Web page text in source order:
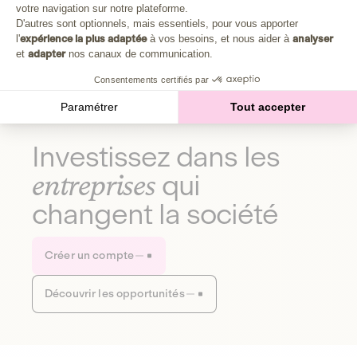
Plongez au cœur de la fabrique d'une autre économie,
celle qui fait du bien à la planète et aux humains.
Découvrir notre média
Investissez dans les
entreprises qui
changent la société
Créer un compte
Découvrir les opportunités
votre navigation sur notre plateforme.
D'autres sont optionnels, mais essentiels, pour vous apporter
l'expérience la plus adaptéeà vos besoins, et nous aider à analyser
et adapternos canaux de communication.
Consentements certifiés par
Paramétrer Tout accepter
Axeptio consent